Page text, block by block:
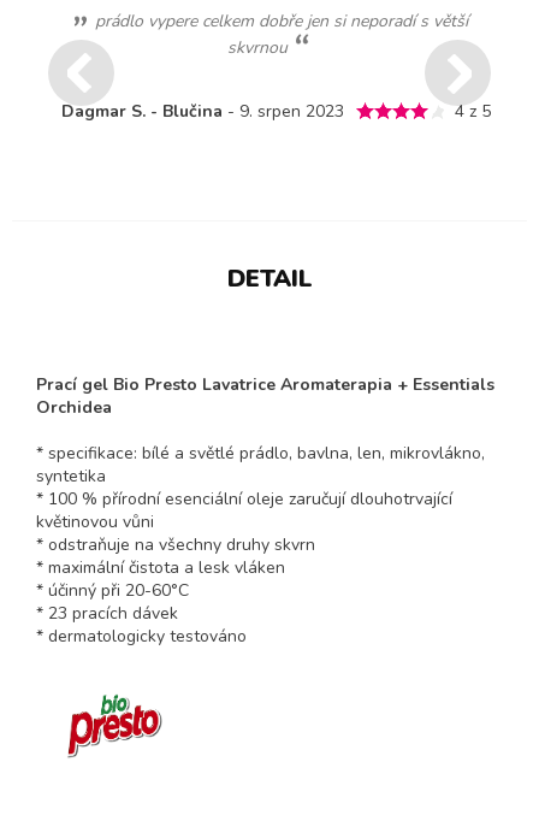
prádlo vypere celkem dobře jen si neporadí s větší
skvrnou
4 z 5
Dagmar S. - Blučina - 9. srpen 2023
DETAIL
Prací gel Bio Presto Lavatrice Aromaterapia + Essentials
Orchidea
* specifikace: bílé a světlé prádlo, bavlna, len, mikrovlákno,
syntetika
* 100 % přírodní esenciální oleje zaručují dlouhotrvající
květinovou vůni
* odstraňuje na všechny druhy skvrn
* maximální čistota a lesk vláken
* účinný při 20-60°C
* 23 pracích dávek
* dermatologicky testováno